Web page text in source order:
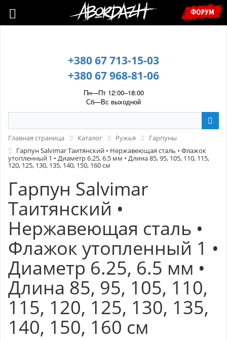
🇺🇦 У зв’язку з воєнним станом, прохання уточнювати ціну та
наявність у менеджера. 🇺🇦
+380 67 713-15-03
+380 67 968-81-06
Пн—Пт 12:00–18:00
Сб—Вс выходной
ФОРУМ
Главная страница Каталог Ружья
Гарпуны
Гарпун Salvimar Таитянский • Нержавеющая сталь • Флажок
утопленный 1 • Диаметр 6.25, 6.5 мм • Длина 85, 95, 105, 110, 115,
120, 125, 130, 135, 140, 150, 160 см
Гарпун Salvimar
Таитянский •
Нержавеющая сталь •
Флажок утопленный 1 •
Диаметр 6.25, 6.5 мм •
Длина 85, 95, 105, 110,
115, 120, 125, 130, 135,
140, 150, 160 см